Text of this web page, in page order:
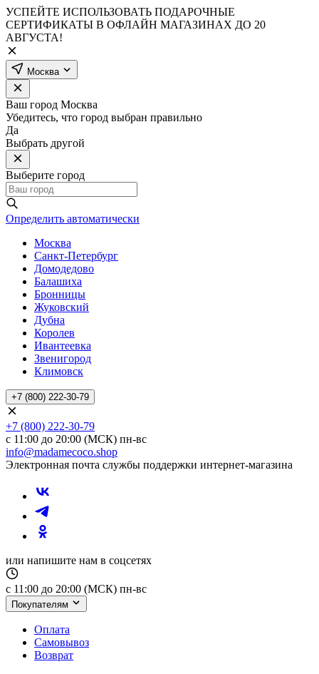
УСПЕЙТЕ ИСПОЛЬЗОВАТЬ ПОДАРОЧНЫЕ
СЕРТИФИКАТЫ В ОФЛАЙН МАГАЗИНАХ ДО 20
АВГУСТА!
Москва
Ваш город Москва
Убедитесь, что город выбран правильно
Да
Выбрать другой
Выберите город
Определить автоматически
Москва
Санкт-Петербург
Домодедово
Балашиха
Бронницы
Жуковский
Дубна
Королев
Ивантеевка
Звенигород
Климовск
+7 (800) 222-30-79
+7 (800) 222-30-79
с 11:00 до 20:00 (МСК) пн-вс
info@madamecoco.shop
Электронная почта службы поддержки интернет-магазина
или напишите нам в соцсетях
с 11:00 до 20:00 (МСК) пн-вс
Покупателям
Оплата
Самовывоз
Возврат